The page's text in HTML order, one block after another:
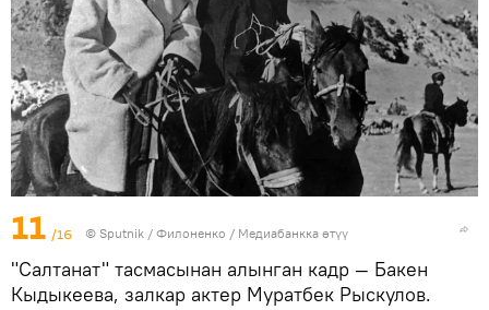
11 /16 © Sputnik / Филоненко / Медиабанкка өтүү
"Салтанат" тасмасынан алынган кадр — Бакен
Кыдыкеева, залкар актер Муратбек Рыскулов.